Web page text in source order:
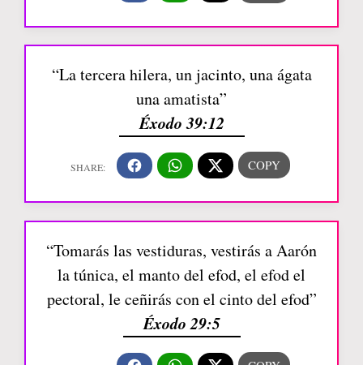
“La tercera hilera, un jacinto, una ágata
una amatista”
Éxodo 39:12
“Tomarás las vestiduras, vestirás a Aarón
la túnica, el manto del efod, el efod el
pectoral, le ceñirás con el cinto del efod”
Éxodo 29:5